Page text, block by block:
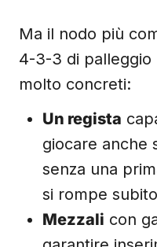
Ma il nodo più
4-3-3 di palleggio
molto concreti:
Un regista
giocare anche
senza una
si rompe
Mezzali con